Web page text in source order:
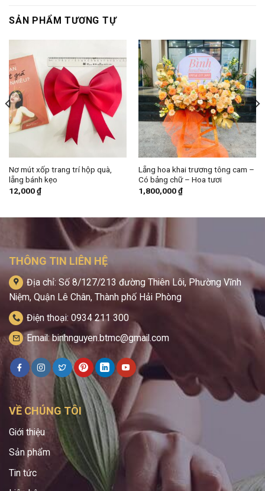
SẢN PHẨM TƯƠNG TỰ
Nơ mút xốp trang trí hộp quà,
lẵng bánh kẹo
12,000₫
Lẵng hoa khai trương tông cam –
Có bảng chữ – Hoa tươi
1,800,000₫
THÔNG TIN LIÊN HỆ
Địa chỉ: Số 8/127/213 đường Thiên Lôi, Phường Vĩnh
Niệm, Quận Lê Chân, Thành phố Hải Phòng
Điện thoại: 0934 211 300
Email: binhnguyen.btmc@gmail.com
VỀ CHÚNG TÔI
Giới thiệu
Sản phẩm
Tin tức